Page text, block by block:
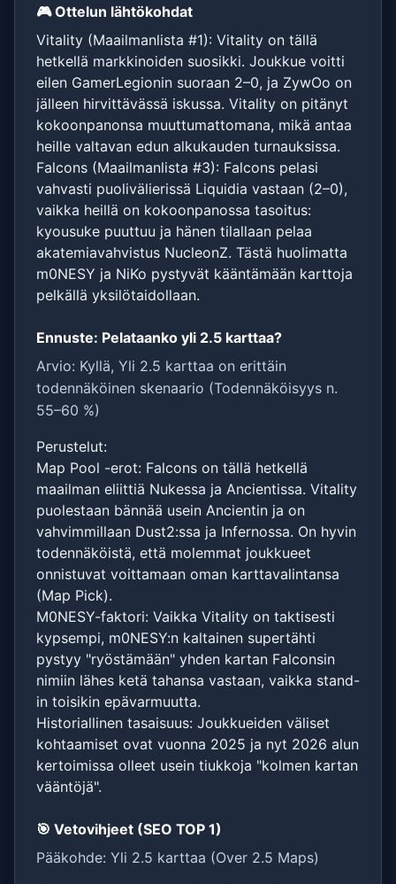
🎮 Ottelun lähtökohdat
Vitality (Maailmanlista #1): Vitality on tällä
hetkellä markkinoiden suosikki. Joukkue voitti
eilen GamerLegionin suoraan 2–0, ja ZywOo on
jälleen hirvittävässä iskussa. Vitality on pitänyt
kokoonpanonsa muuttumattomana, mikä antaa
heille valtavan edun alkukauden turnauksissa.
Falcons (Maailmanlista #3): Falcons pelasi
vahvasti puolivälierissä Liquidia vastaan (2–0),
vaikka heillä on kokoonpanossa tasoitus:
kyousuke puuttuu ja hänen tilallaan pelaa
akatemiavahvistus NucleonZ. Tästä huolimatta
m0NESY ja NiKo pystyvät kääntämään karttoja
pelkällä yksilötaidollaan.
Ennuste: Pelataanko yli 2.5 karttaa?
Arvio: Kyllä, Yli 2.5 karttaa on erittäin
todennäköinen skenaario (Todennäköisyys n.
55–60 %)
Perustelut:
Map Pool -erot: Falcons on tällä hetkellä
maailman eliittiä Nukessa ja Ancientissa. Vitality
puolestaan bännää usein Ancientin ja on
vahvimmillaan Dust2:ssa ja Infernossa. On hyvin
todennäköistä, että molemmat joukkueet
onnistuvat voittamaan oman karttavalintansa
(Map Pick).
M0NESY-faktori: Vaikka Vitality on taktisesti
kypsempi, m0NESY:n kaltainen supertähti
pystyy "ryöstämään" yhden kartan Falconsin
nimiin lähes ketä tahansa vastaan, vaikka stand-
in toisikin epävarmuutta.
Historiallinen tasaisuus: Joukkueiden väliset
kohtaamiset ovat vuonna 2025 ja nyt 2026 alun
kertoimissa olleet usein tiukkoja "kolmen kartan
vääntöjä".
🎯 Vetovihjeet (SEO TOP 1)
Pääkohde: Yli 2.5 karttaa (Over 2.5 Maps)